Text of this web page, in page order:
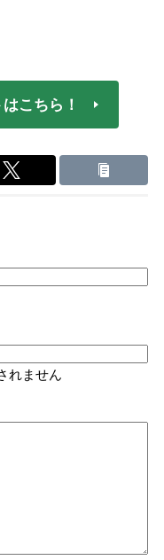
こちら！
れません